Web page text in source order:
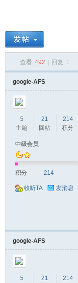
主
查看: 492 回复: 1
google-AFS
5
主题
21
回帖
214
积分
中级会员
积分 214
收听TA 发消息
google-AFS
5
21
214